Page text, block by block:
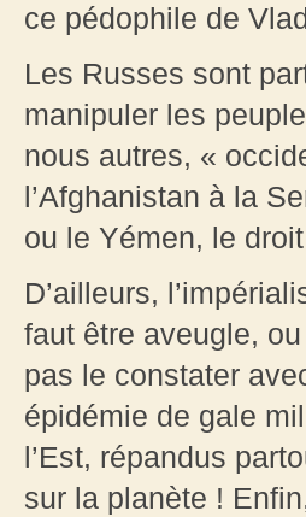
ce pédophile de
Les Russes sont
manipuler les
nous autres, «
l’Afghanistan à la
ou le Yémen, le
D’ailleurs,
faut être aveugle,
pas le constater
épidémie de gale
l’Est, répandus
sur la planète !